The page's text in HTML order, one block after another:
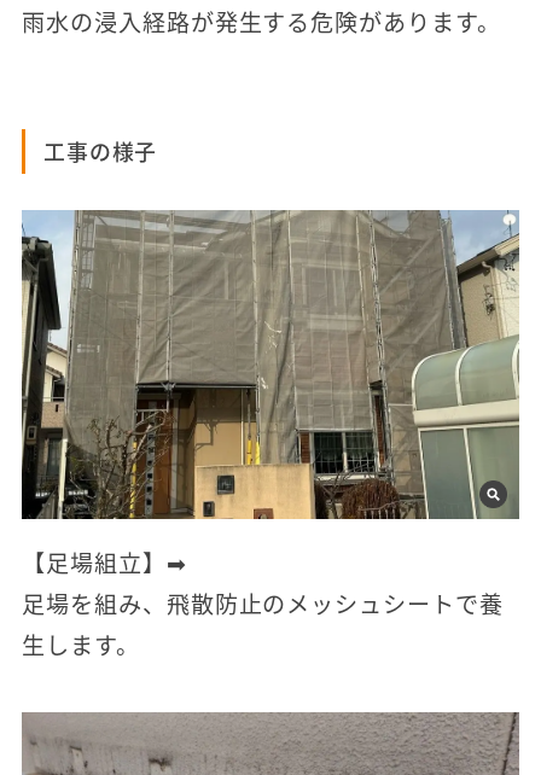
雨水の浸入経路が発生する危険があります。
工事の様子
【足場組立】➡
足場を組み、飛散防止のメッシュシートで養
生します。